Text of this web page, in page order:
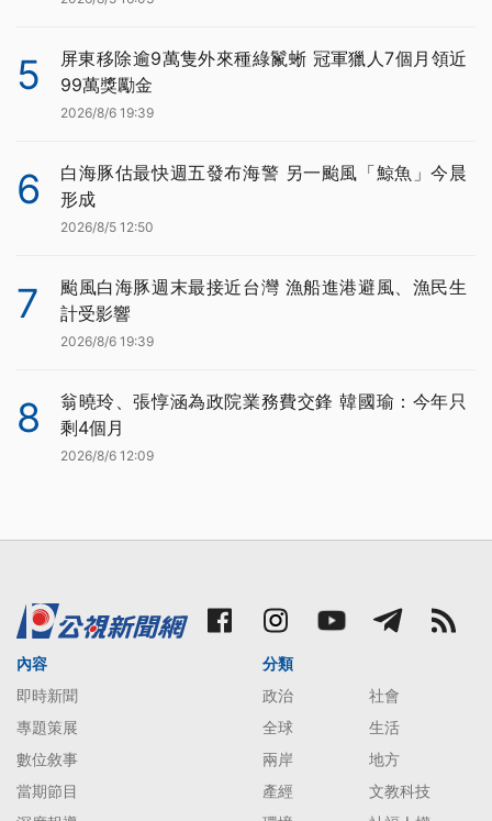
5
屏東移除逾9萬隻外來種綠鬣蜥 冠軍獵人7個月領近
99萬獎勵金
2026/8/6 19:39
6
白海豚估最快週五發布海警 另一颱風「鯨魚」今晨
形成
2026/8/5 12:50
7
颱風白海豚週末最接近台灣 漁船進港避風、漁民生
計受影響
2026/8/6 19:39
8
翁曉玲、張惇涵為政院業務費交鋒 韓國瑜：今年只
剩4個月
2026/8/6 12:09
內容
即時新聞
專題策展
數位敘事
當期節目
分類
政治
社會
全球
生活
兩岸
地方
產經
文教科技